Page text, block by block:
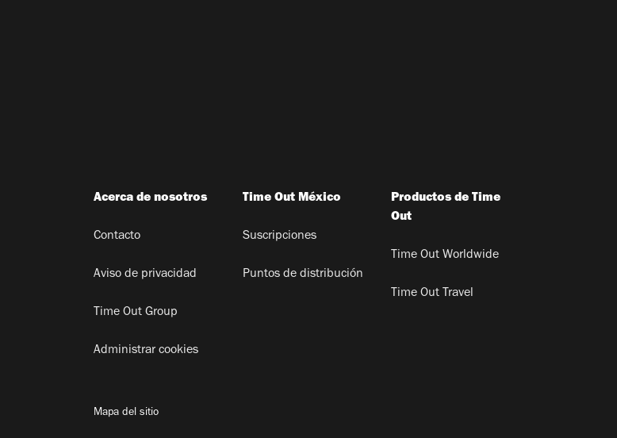
Acerca de nosotros
Contacto
Aviso de privacidad
Time Out Group
Administrar cookies
Time Out México
Suscripciones
Puntos de distribución
Productos de Time
Out
Time Out Worldwide
Time Out Travel
Mapa del sitio